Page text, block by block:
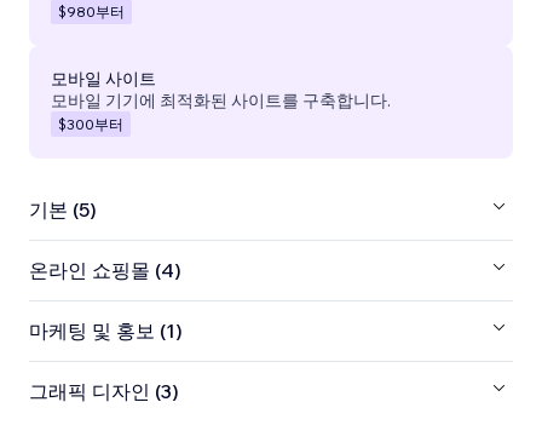
$980부터
모바일 사이트
모바일 기기에 최적화된 사이트를 구축합니다.
$300부터
기본 (5)
온라인 쇼핑몰 (4)
마케팅 및 홍보 (1)
그래픽 디자인 (3)